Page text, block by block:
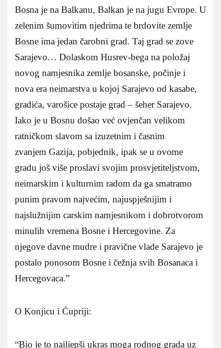
Bosna je na Balkanu, Balkan je na jugu Evrope. U
zelenim šumovitim njedrima te brdovite zemlje
Bosne ima jedan čarobni grad. Taj grad se zove
Sarajevo… Dolaskom Husrev-bega na položaj
novog namjesnika zemlje bosanske, počinje i
nova era neimarstva u kojoj Sarajevo od kasabe,
gradića, varošice postaje grad – šeher Sarajevo.
Iako je u Bosnu došao već ovjenčan velikom
ratničkom slavom sa izuzetnim i časnim
zvanjem Gazija, pobjednik, ipak se u ovome
gradu još više proslavi svojim prosvjetiteljstvom,
neimarskim i kulturnim radom da ga smatramo
punim pravom najvećim, najuspješnijim i
najslužnijim carskim namjesnikom i dobrotvorom
minulih vremena Bosne i Hercegovine. Za
njegove davne mudre i pravične vlade Sarajevo je
postalo ponosom Bosne i čežnja svih Bosanaca i
Hercegovaca.”
O Konjicu i Ćupriji:
“Bio je to najljepši ukras moga rodnog grada uz